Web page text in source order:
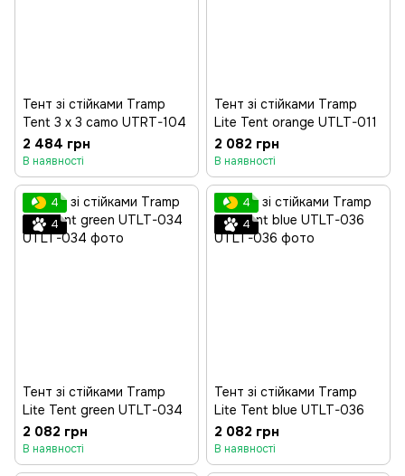
Тент зі стійками Tramp
Tent 3 х 3 camo UTRT-104
2 484 грн
В наявності
Тент зі стійками Tramp
Lite Tent orange UTLT-011
2 082 грн
В наявності
4
4
Тент зі стійками Tramp
Lite Tent green UTLT-034
2 082 грн
В наявності
4
4
Тент зі стійками Tramp
Lite Tent blue UTLT-036
2 082 грн
В наявності